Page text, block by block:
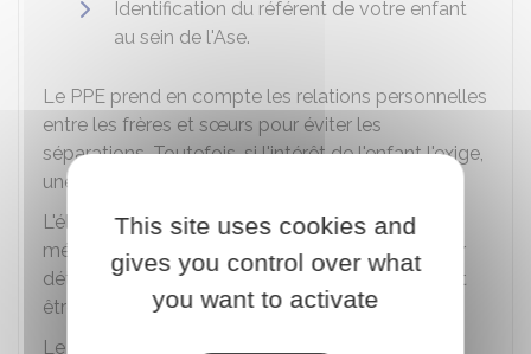
Identification du référent de votre enfant
au sein de l'Ase.
Le PPE prend en compte les relations personnelles
entre les frères et sœurs pour éviter les
séparations. Toutefois, si l'intérêt de l'enfant l'exige,
une autre solution sera envisagée.
L'élaboration du PPE comprend une évaluation
médicale et psychologique de votre enfant pour
déterminer ses besoins de soins. Ceux-ci doivent
être intégrés au document.
Le PPE vous est remis, ainsi qu'à votre enfant.
This site uses cookies and
gives you control over what
you want to activate